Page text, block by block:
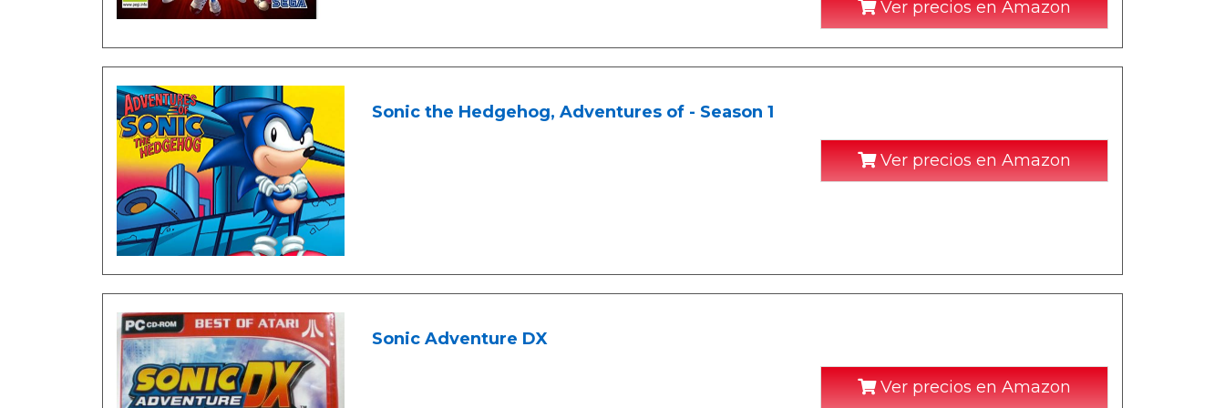
Ver precios en Amazon
Sonic the Hedgehog, Adventures of - Season 1
Ver precios en Amazon
Sonic Adventure DX
Ver precios en Amazon